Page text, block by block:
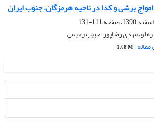
برشی و کدا در ناحیه هرمزگان، جنوب ایران
111-131
لو، مهدی رضاپور، حبیب رحیمی
1.08 M